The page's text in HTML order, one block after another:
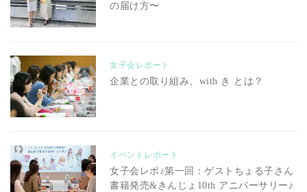
の届け方〜
女子会レポート
企業との取り組み、with き とは？
イベントレポート
女子会レポ♪第一回：ゲストちょる子さん
書籍発売&きんじょ10th アニバーサリー♪